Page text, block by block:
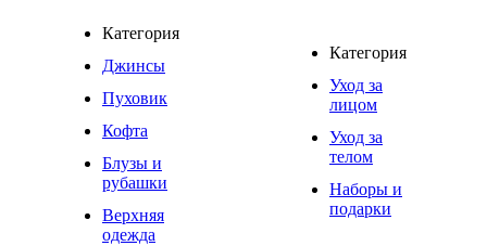
Категория
Джинсы
Пуховик
Кофта
Блузы и
рубашки
Верхняя
одежда
Категория
Уход за
лицом
Уход за
телом
Наборы и
подарки